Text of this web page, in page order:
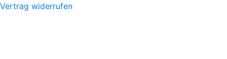
Vertrag widerrufen